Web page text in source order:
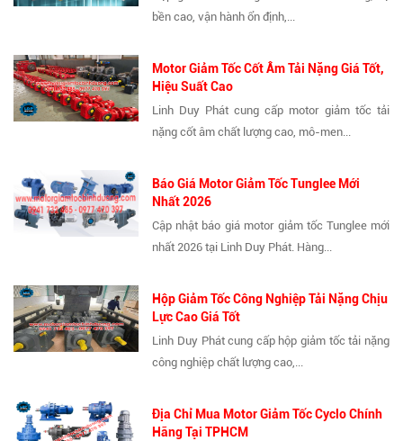
bền cao, vận hành ổn định,...
Motor Giảm Tốc Cốt Âm Tải Nặng Giá Tốt,
Hiệu Suất Cao
Linh Duy Phát cung cấp motor giảm tốc tải
nặng cốt âm chất lượng cao, mô-men...
Báo Giá Motor Giảm Tốc Tunglee Mới
Nhất 2026
Cập nhật báo giá motor giảm tốc Tunglee mới
nhất 2026 tại Linh Duy Phát. Hàng...
Hộp Giảm Tốc Công Nghiệp Tải Nặng Chịu
Lực Cao Giá Tốt
Linh Duy Phát cung cấp hộp giảm tốc tải nặng
công nghiệp chất lượng cao,...
Địa Chỉ Mua Motor Giảm Tốc Cyclo Chính
Hãng Tại TPHCM